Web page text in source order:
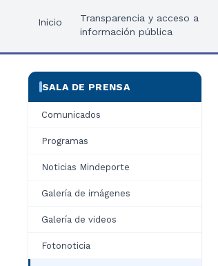
Inicio
Transparencia y acceso a
información pública
SALA DE PRENSA
Comunicados
Programas
Noticias Mindeporte
Galería de imágenes
Galería de videos
Fotonoticia